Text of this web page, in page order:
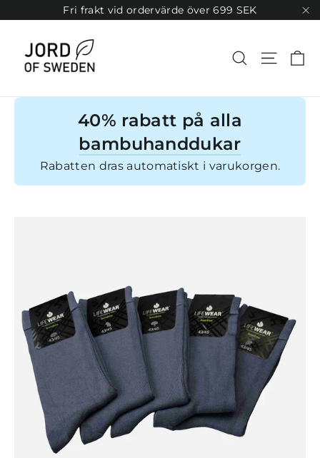
vidare
innehåll
Fri frakt vid ordervärde över 699 SEK
Sök
40% rabatt på alla
bambuhanddukar
Rabatten dras automatiskt i varukorgen.